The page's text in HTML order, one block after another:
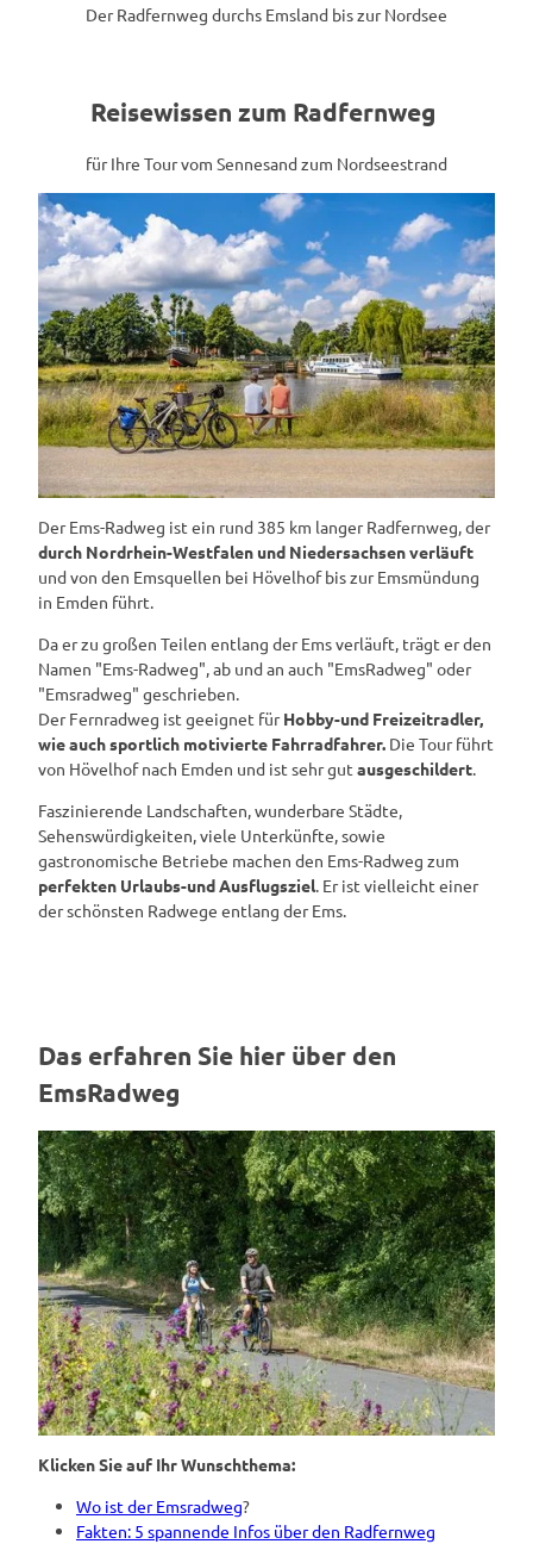
Der Radfernweg durchs Emsland bis zur Nordsee
Reisewissen zum Radfernweg
für Ihre Tour vom Sennesand zum Nordseestrand
Der Ems-Radweg ist ein rund 385 km langer Radfernweg, der
durch Nordrhein-Westfalen und Niedersachsen verläuft
und von den Emsquellen bei Hövelhof bis zur Emsmündung
in Emden führt.
Da er zu großen Teilen entlang der Ems verläuft, trägt er den
Namen "Ems-Radweg", ab und an auch "EmsRadweg" oder
"Emsradweg" geschrieben.
Der Fernradweg ist geeignet fürHobby-und Freizeitradler,
wie auch sportlich motivierte Fahrradfahrer. Die Tour führt
von Hövelhof nach Emden und ist sehr gut ausgeschildert.
Faszinierende Landschaften, wunderbare Städte,
Sehenswürdigkeiten, viele Unterkünfte, sowie
gastronomische Betriebe machen den Ems-Radweg zum
perfekten Urlaubs-und Ausflugsziel. Er ist vielleicht einer
der schönsten Radwege entlang der Ems.
Das erfahren Sie hier über den
EmsRadweg
Klicken Sie auf Ihr Wunschthema:
Wo ist der Emsradweg?
Fakten: 5 spannende Infos über den Radfernweg